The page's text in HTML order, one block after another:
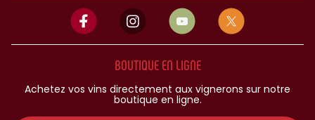
BOUTIQUE EN LIGNE
Achetez vos vins directement aux vignerons sur notre
boutique en ligne.